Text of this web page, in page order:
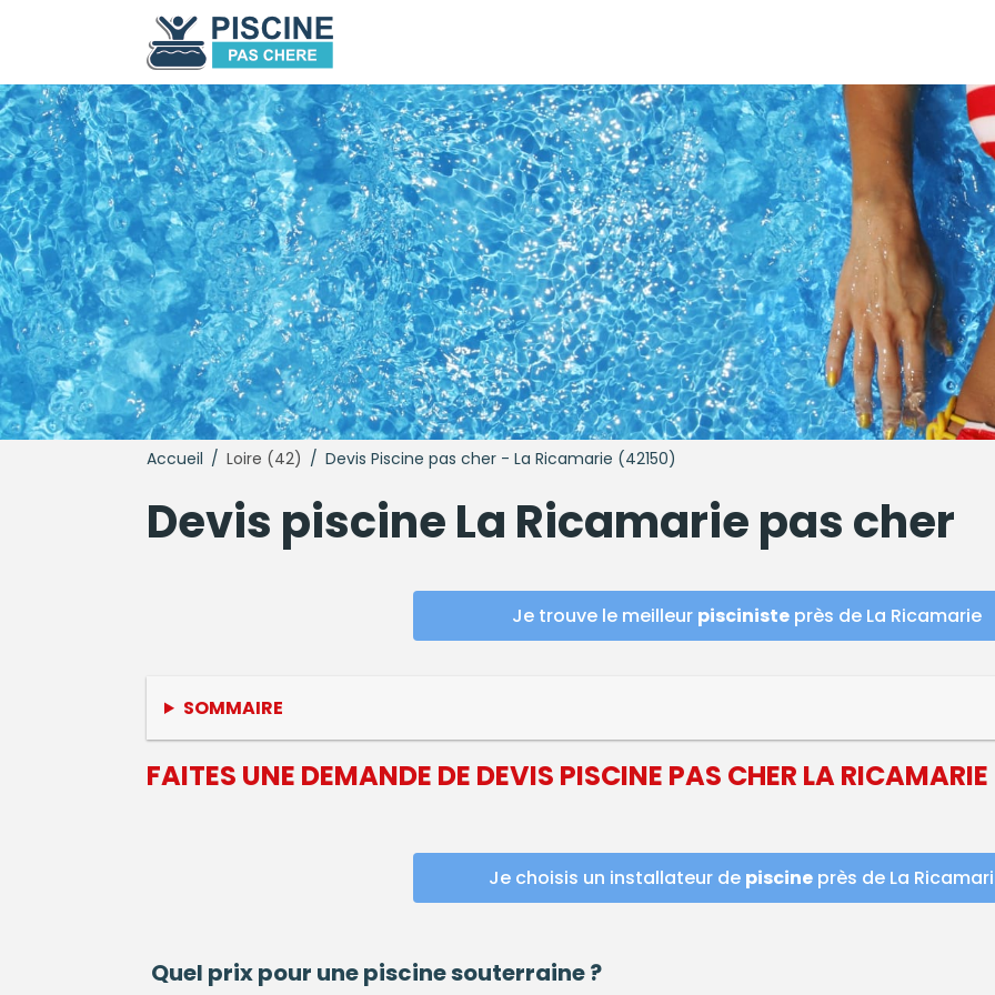
Accueil / Loire (42) / Devis Piscine pas cher - La Ricamarie (42150)
Devis piscineLa Ricamarie pas cher
Je trouve le meilleur piscinisteprès de La Ricamarie
SOMMAIRE
FAITES UNE DEMANDE DE DEVIS PISCINE PAS CHER LA RICAMARIE
Je choisis un installateur de piscineprès de La
Quel prix pour unepiscinesouterraine ?